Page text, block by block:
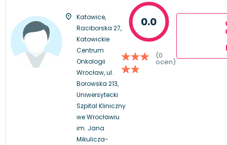
Katowice,
Raciborska 27,
Katowickie
Centrum
Onkologii
Wrocław, ul.
Borowska 213,
Uniwersytecki
Szpital Kliniczny
we Wrocławiu
im. Jana
Mikulicza-
0.0
(0
ocen)